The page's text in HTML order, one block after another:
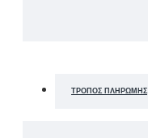
ΤΡΌΠΟΣ ΠΛΗΡΩΜΉΣ